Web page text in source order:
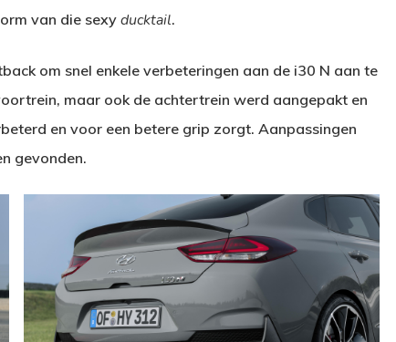
van die sexyducktail.
om snel enkele verbeteringen aan de i30 N aan te
maar ook de achtertrein werd aangepakt en
en voor een betere grip zorgt. Aanpassingen
gevonden.